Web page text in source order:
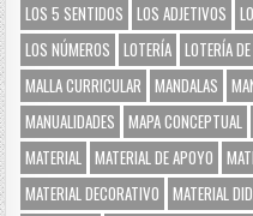
LOS 5 SENTIDOS
LOS ADJETIVOS
LOS NÚMEROS
LOTERÍA LOTERÍA
MALLA CURRICULAR
MANDALAS
MANUALIDADES
MAPA CONCEPTUAL
MATERIAL MATERIAL DE APOYO
MATERIAL DECORATIVO
MATERIAL